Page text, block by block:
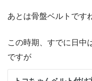
あとは骨盤ベルトです
この時期、すでに日中
ですが